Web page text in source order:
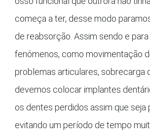
começa a ter, desse modo
de reabsorção. Assim sendo e
fenómenos, como movimentação
problemas articulares, sobrecarga
devemos colocar implantes
os dentes perdidos assim que seja
evitando um período de tempo